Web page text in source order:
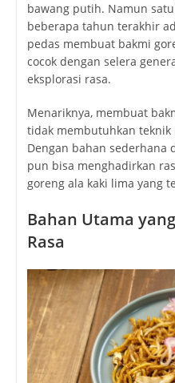
bawang putih. Namun
beberapa tahun terakhir
pedas membuat bakmi
cocok dengan selera
eksplorasi rasa.
Menariknya, membuat
tidak membutuhkan teknik
Dengan bahan sederhana
pun bisa menghadirkan
goreng ala kaki lima yang
Bahan Utama
Rasa